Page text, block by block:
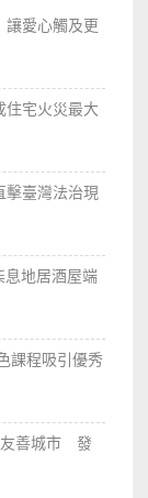
愛心觸及更
住宅火災最大
臺灣法治現
息地居酒屋端
課程吸引優秀
友善城市 發